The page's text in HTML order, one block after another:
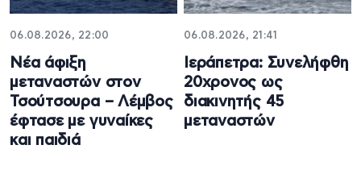
06.08.2026, 22:00
Νέα άφιξη
μεταναστών στον
Τσούτσουρα – Λέμβος
έφτασε με γυναίκες
και παιδιά
06.08.2026, 21:41
Ιεράπετρα: Συνελήφθη
20χρονος ως
διακινητής 45
μεταναστών